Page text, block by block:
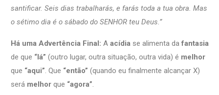
santificar. Seis dias trabalharás, e farás toda a tua obra. Mas
o sétimo dia é o sábado do SENHOR teu Deus.”
Há uma Advertência Final: A acídia se alimenta dafantasia
de que “lá” (outro lugar, outra situação, outra vida) é melhor
que “aqui”. Que “então” (quando eu finalmente alcançar X)
será melhor que “agora”.